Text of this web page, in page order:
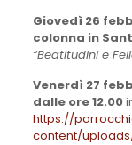
Giovedì 26
colonna in
“Beatitudini e
Venerdì 27
dalle ore 12.00
https://
content/